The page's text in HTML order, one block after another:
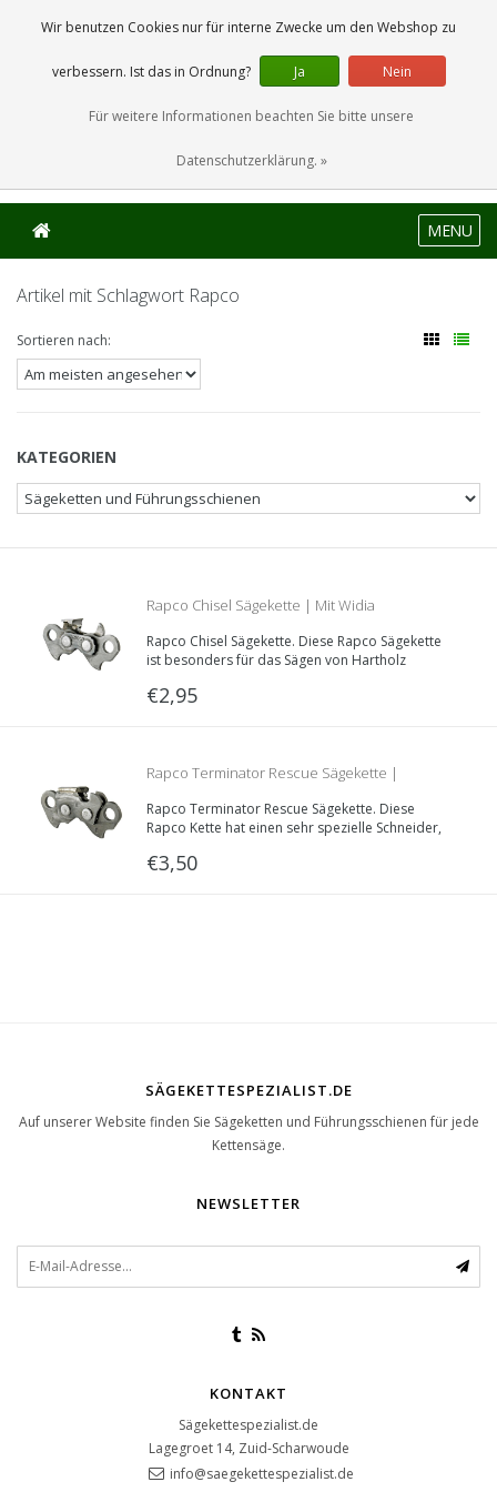
0 Artikel
MENU
Artikel mit Schlagwort Rapco
Sortieren nach:
KATEGORIEN
Rapco Chisel Sägekette | Mit Widia
gepanzerter Schneider | hält 20-25 mal länger
als eine herkömmliche Sägekette | geeignet
Rapco Chisel Sägekette. Diese Rapco Sägekette
ist besonders für das Sägen von Hartholz
diese Kette 20-25 -mal länger scharf, als eine
€2,95
Rapco Terminator Rescue Sägekette |
geeignet für Gipsplatte, Stahlplatte
(Feuerwehr)
Rapco Terminator Rescue Sägekette. Diese
Rapco Kette hat einen sehr spezielle Schneider,
Rettungsarbeiten.
€3,50
SÄGEKETTESPEZIALIST.DE
Auf unserer Website finden Sie Sägeketten und Führungsschienen für jede
Kettensäge.
NEWSLETTER
KONTAKT
Sägekettespezialist.de
Lagegroet 14, Zuid-Scharwoude
info@saegekettespezialist.de
Wir benutzen Cookies nur für interne Zwecke um den Webshop zu
verbessern. Ist das in Ordnung? Ja Nein
Für weitere Informationen beachten Sie bitte unsere
Datenschutzerklärung. »